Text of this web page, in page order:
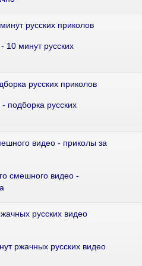
русских приколов
русских приколов
видео - приколы за
русских видео